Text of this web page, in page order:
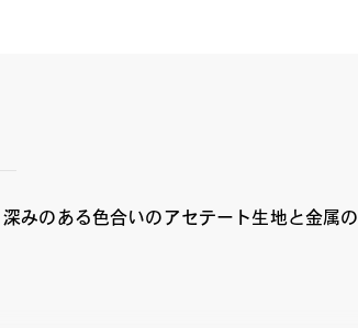
みのある色合いのアセテート生地と金属